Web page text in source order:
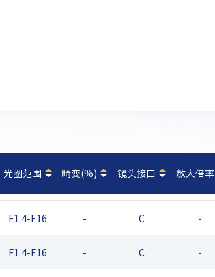
光圈范围 畸变(%) 镜头接口 放大倍率
F1.4-F16 - C -
F1.4-F16 - C -